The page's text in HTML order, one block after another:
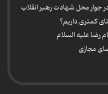
جوار محل شهادت رهبر انقلاب
کمتری داریم؟
رضا علیه السلام
مجازی